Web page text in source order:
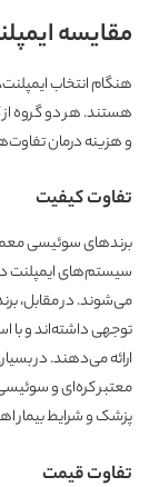
مقایسه
هنگام انتخاب
هستند. هر دو گروه از
و هزینه درمان
تفاوت کیفیت
برندهای سوئیسی
سیستم‌های ایمپلنت
می‌شوند. در مقابل،
توجهی داشته‌اند و با
ارائه می‌دهند. در
معتبر کره‌ای و
پزشک و شرایط بیمار
تفاوت قیمت